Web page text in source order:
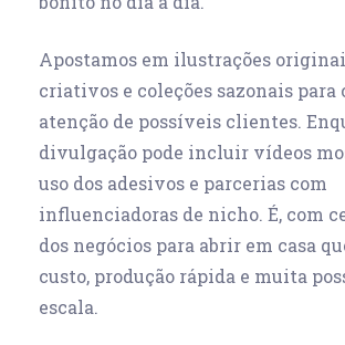
Apostamos em ilustrações
criativos e coleções sazonais para
atenção de possíveis clientes.
divulgação pode incluir vídeos
uso dos adesivos e parcerias com
influenciadoras de nicho. É, com
dos negócios para abrir em casa
custo, produção rápida e muita
escala.